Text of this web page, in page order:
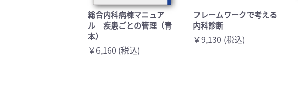
総合内科病棟マニュア
ル 疾患ごとの管理（青
本）
￥6,160 (税込)
フレームワークで考える
内科診断
￥9,130 (税込)